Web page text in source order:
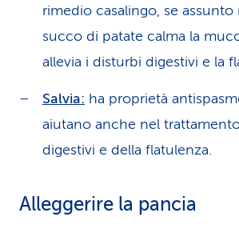
rimedio casalingo, se
succo di patate calma la
allevia i disturbi digestivi e la
Salvia: ha proprietà
aiutano anche nel
digestivi e della flatulenza.
Alleggerire la pancia